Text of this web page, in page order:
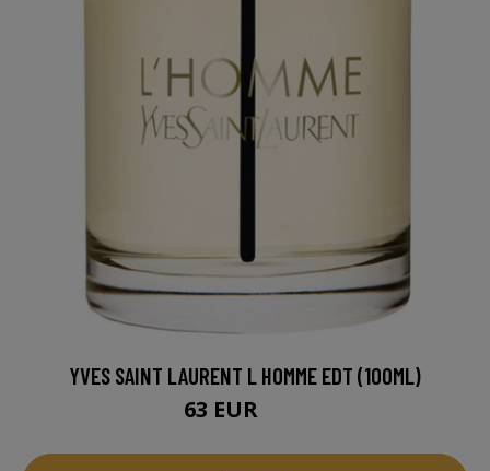
YVES SAINT LAURENT L HOMME EDT (100ML)
63 EUR